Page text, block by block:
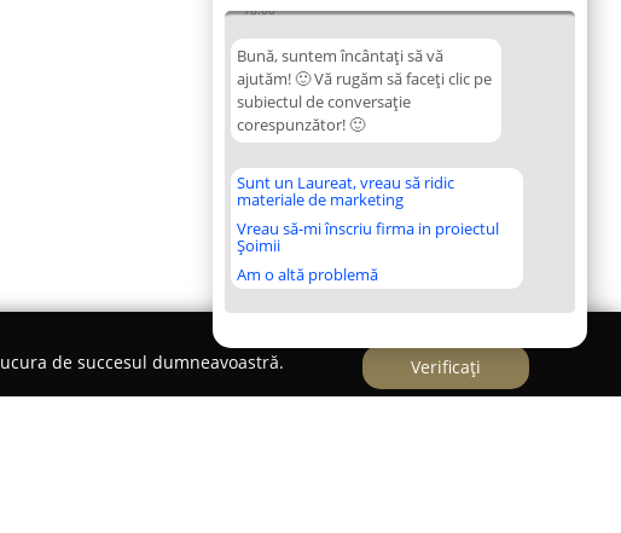
18:08
Bună, suntem încântați să vă
ajutăm! 🙂 Vă rugăm să faceți clic pe
subiectul de conversație
corespunzător! 🙂
Sunt un Laureat, vreau să ridic
materiale de marketing
Vreau să-mi înscriu firma in proiectul
Șoimii
Am o altă problemă
de succesul dumneavoastră.
Verificați